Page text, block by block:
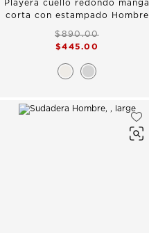
Playera cuello redondo manga
corta con estampado Hombre
$890.00
$445.00